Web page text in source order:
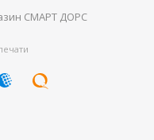
СМАРТ ДОРС